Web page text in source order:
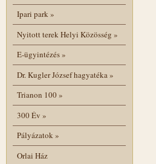
Ipari park»
Nyitott terek Helyi Közösség »
E-ügyintézés»
Dr. Kugler József hagyatéka»
Trianon 100»
300 Év »
Pályázatok»
Orlai Ház